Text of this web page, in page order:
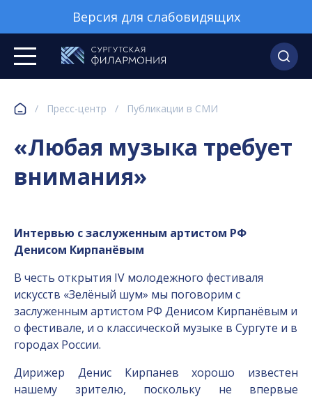
Версия для слабовидящих
/ Пресс-центр / Публикации в СМИ
«Любая музыка требует
внимания»
Интервью с заслуженным артистом РФ
Денисом Кирпанёвым
В честь открытия IV молодежного фестиваля
искусств «Зелёный шум» мы поговорим с
заслуженным артистом РФ Денисом Кирпанёвым и
о фестивале, и о классической музыке в Сургуте и в
городах России.
Дирижер Денис Кирпанев хорошо известен
нашему зрителю, поскольку не впервые